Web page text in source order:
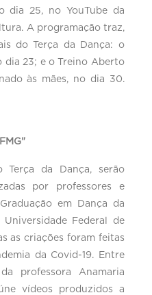
dia 25, no YouTube da
A programação traz,
do Terça da Dança: o
dia 23; e o Treino Aberto
às mães, no dia 30.
Terça da Dança, serão
por professores e
em Dança da
Federal de
as criações foram feitas
da Covid-19. Entre
professora Anamaria
vídeos produzidos a